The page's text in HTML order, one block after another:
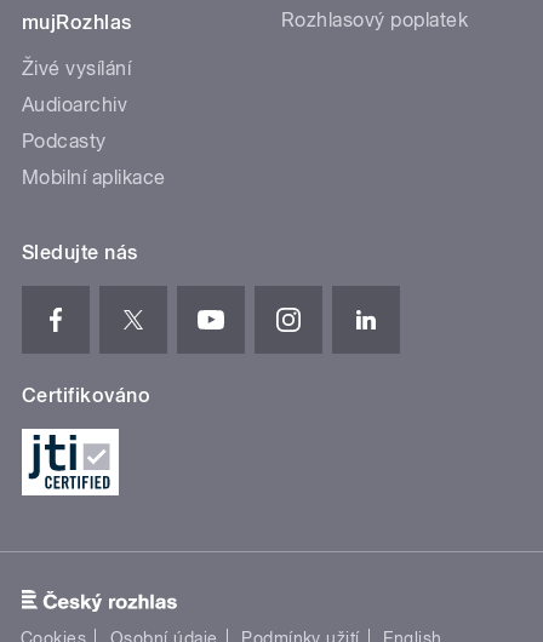
mujRozhlas
Živé vysílání
Audioarchiv
Podcasty
Mobilní aplikace
Rozhlasový poplatek
Sledujte nás
Certifikováno